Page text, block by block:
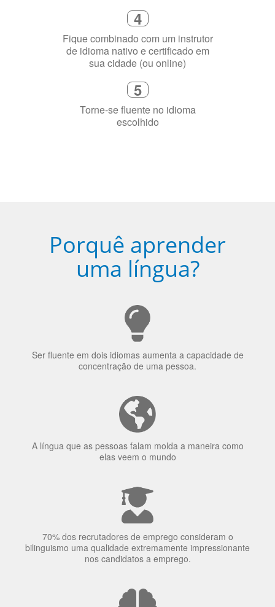
Diga-nos exatamente por que você
precisa aprender a língua
4
Fique combinado com um instrutor
de idioma nativo e certificado em
sua cidade (ou online)
5
Porquê aprender
uma língua?
concentração de uma pessoa.
elas veem o mundo
70% dos recrutadores de emprego consideram o
nos candidatos a emprego.